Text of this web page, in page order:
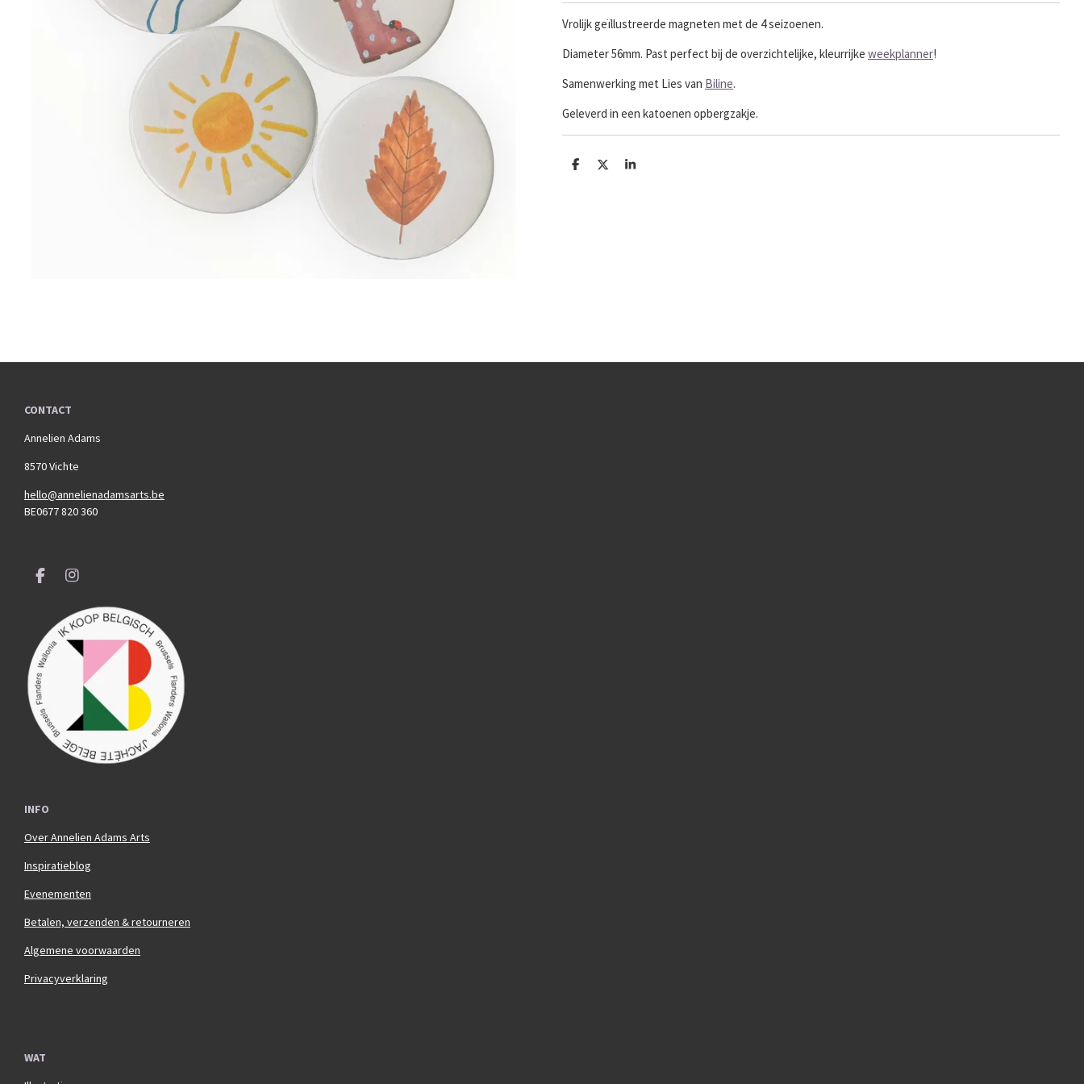
Vrolijk geïllustreerde magneten met de 4 seizoenen.
Diameter 56mm. Past perfect bij de overzichtelijke, kleurrijke weekplanner!
Samenwerking met Lies van Biline.
Geleverd in een katoenen opbergzakje.
D
D
S
CONTACT
Annelien Adams
8570 Vichte
hello@annelienadamsarts.be
BE0677 820 360
F
b
o
o
k
I
s
t
a
g
INFO
Over Annelien Adams Arts
Inspiratieblog
Evenementen
Betalen, verzenden & retourneren
Algemene voorwaarden
Privacyverklaring
WAT